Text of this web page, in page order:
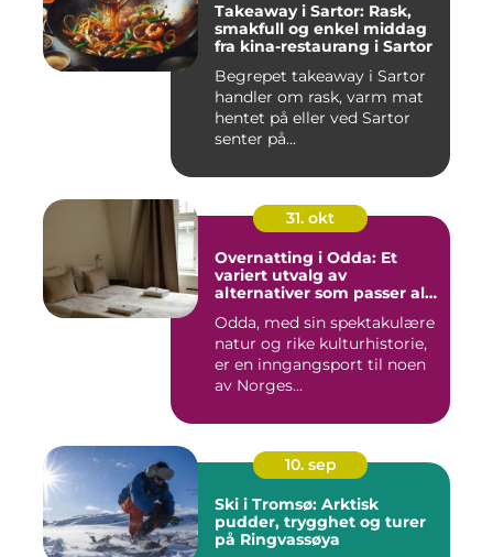
Takeaway i Sartor: Rask,
smakfull og enkel middag
fra kina-restaurang i Sartor
Begrepet takeaway i Sartor
handler om rask, varm mat
hentet på eller ved Sartor
senter på...
31. okt
Overnatting i Odda: Et
variert utvalg av
alternativer som passer alle
Odda, med sin spektakulære
natur og rike kulturhistorie,
er en inngangsport til noen
av Norges...
10. sep
Ski i Tromsø: Arktisk
pudder, trygghet og turer
på Ringvassøya